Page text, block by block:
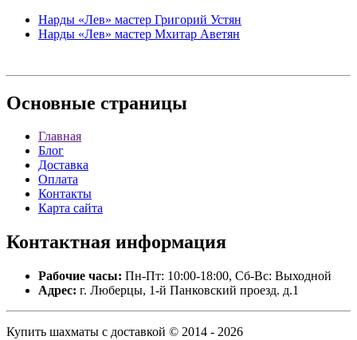
Нарды «Лев» мастер Григорий Устян
Нарды «Лев» мастер Мхитар Аветян
Основные страницы
Главная
Блог
Доставка
Оплата
Контакты
Карта сайта
Контактная информация
Рабочие часы: Пн-Пт: 10:00-18:00, Сб-Вс: Выходной
Адрес: г. Люберцы, 1-й Панковский проезд. д.1
Купить шахматы с доставкой © 2014 - 2026